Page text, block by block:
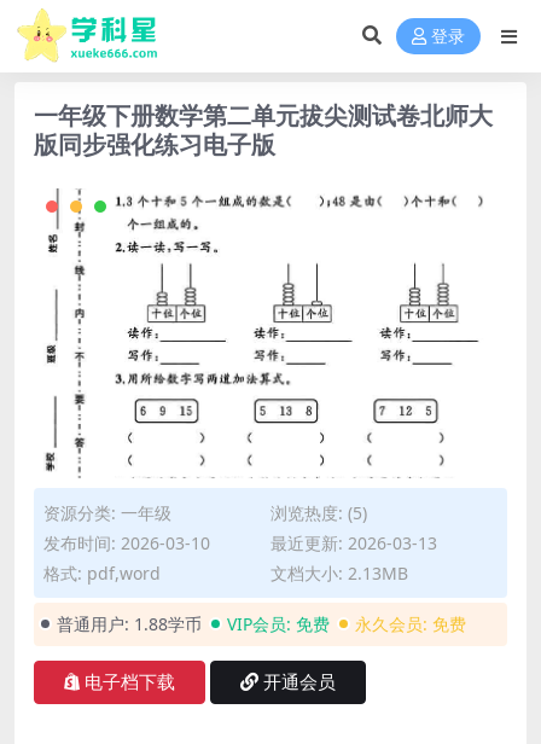
登录
一年级下册数学第二单元拔尖测试卷北师大
版同步强化练习电子版
资源分类: 一年级
浏览热度: (5)
发布时间: 2026-03-10
最近更新: 2026-03-13
格式: pdf,word
文档大小: 2.13MB
普通用户: 1.88学币 VIP会员: 免费 永久会员: 免费
电子档下载 开通会员